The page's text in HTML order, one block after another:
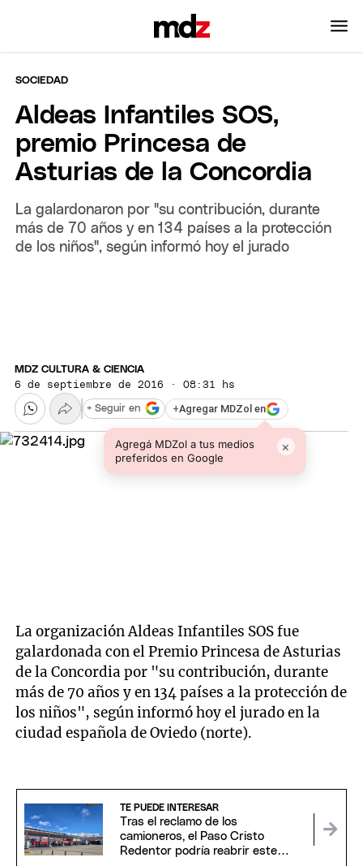
SOCIEDAD
Aldeas Infantiles SOS,
premio Princesa de
Asturias de la Concordia
La galardonaron por "su contribución, durante
más de 70 años y en 134 países a la protección
de los niños", según informó hoy el jurado
MDZ CULTURA & CIENCIA
6 de septiembre de 2016 · 08:31 hs
+Agregar MDZol en
Agregá MDZol a tus medios
preferidos en Google
×
+ Seguir en
La organización Aldeas Infantiles SOS fue
galardonada con el Premio Princesa de Asturias
de la Concordia por "su contribución, durante
más de 70 años y en 134 países a la protección de
los niños", según informó hoy el jurado en la
ciudad española de Oviedo (norte).
TE PUEDE INTERESAR
Tras el reclamo de los
camioneros, el Paso Cristo
Redentor podría reabrir este